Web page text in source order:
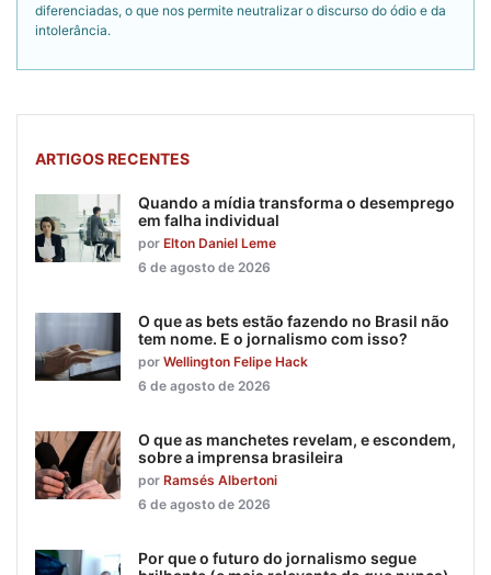
diferenciadas, o que nos permite neutralizar o discurso do ódio e da
intolerância.
ARTIGOS RECENTES
Quando a mídia transforma o desemprego
em falha individual
por Elton Daniel Leme
6 de agosto de 2026
O que as bets estão fazendo no Brasil não
tem nome. E o jornalismo com isso?
por Wellington Felipe Hack
6 de agosto de 2026
O que as manchetes revelam, e escondem,
sobre a imprensa brasileira
por Ramsés Albertoni
6 de agosto de 2026
Por que o futuro do jornalismo segue